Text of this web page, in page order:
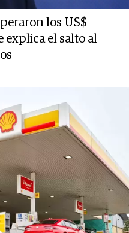
los US$
el salto al